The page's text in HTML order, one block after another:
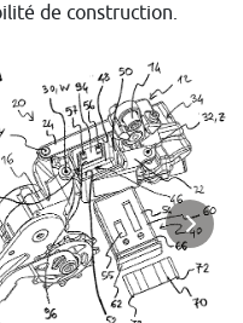
de construction.